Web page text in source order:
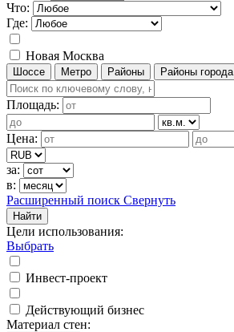
Что:
Где:
Новая Москва
Шоссе Метро Районы Районы города
Площадь:
Цена:
за:
в:
Расширенный поиск Свернуть
Найти
Цели использования:
Выбрать
Инвест-проект
Действующий бизнес
Материал стен: